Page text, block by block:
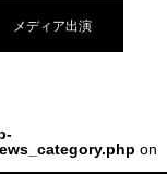
メディア出演
on